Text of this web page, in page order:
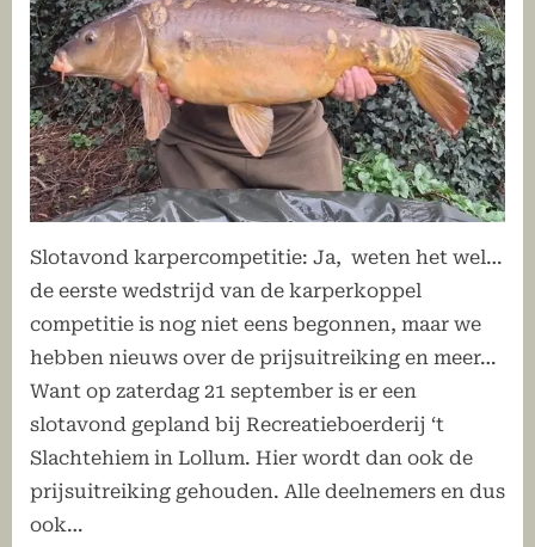
Slotavond karpercompetitie: Ja, weten het wel…
de eerste wedstrijd van de karperkoppel
competitie is nog niet eens begonnen, maar we
hebben nieuws over de prijsuitreiking en meer…
Want op zaterdag 21 september is er een
slotavond gepland bij Recreatieboerderij ‘t
Slachtehiem in Lollum. Hier wordt dan ook de
prijsuitreiking gehouden. Alle deelnemers en dus
ook…